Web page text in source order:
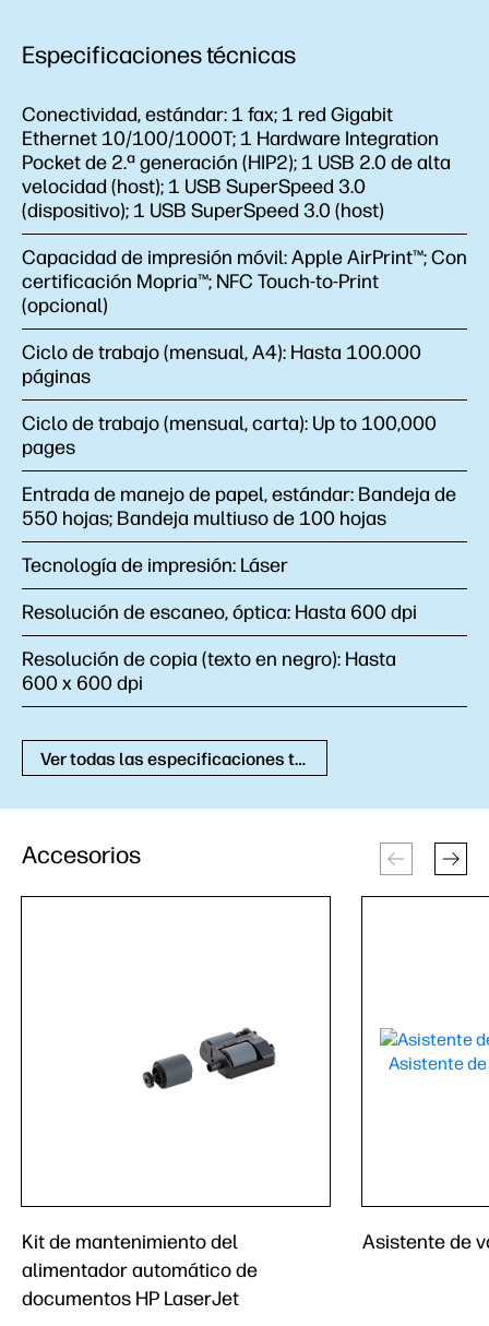
Especificaciones técnicas
Conectividad, estándar: 1 fax; 1 red Gigabit
Ethernet 10/100/1000T; 1 Hardware Integration
Pocket de 2.ª generación (HIP2); 1 USB 2.0 de alta
velocidad (host); 1 USB SuperSpeed 3.0
(dispositivo); 1 USB SuperSpeed 3.0 (host)
Capacidad de impresión móvil:Apple AirPrint™; Con
certificación Mopria™; NFC Touch-to-Print
(opcional)
Ciclo de trabajo (mensual, A4): Hasta 100.000
páginas
Ciclo de trabajo (mensual, carta): Up to 100,000
pages
Entrada de manejo de papel, estándar: Bandeja de
550 hojas; Bandeja multiuso de 100 hojas
Tecnología de impresión: Láser
Resolución de escaneo, óptica: Hasta 600 dpi
Resolución de copia (texto en negro): Hasta
600 x 600 dpi
Ver todas las especificaciones técnicas
Accesorios
Kit de mantenimiento del
alimentador automático de
documentos HP LaserJet
Asistente de